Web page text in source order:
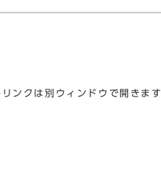
ンクは別ウィンドウで開きます